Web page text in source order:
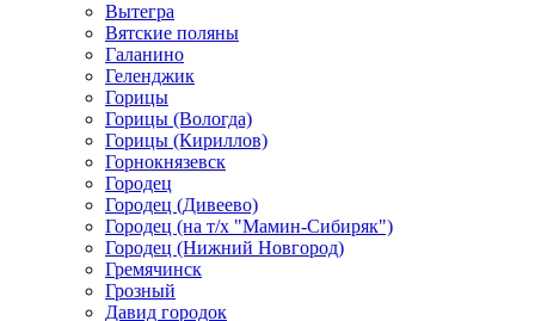
Вытегра
Вятские поляны
Галанино
Геленджик
Горицы
Горицы (Вологда)
Горицы (Кириллов)
Горнокнязевск
Городец
Городец (Дивеево)
Городец (на т/х "Мамин-Сибиряк")
Городец (Нижний Новгород)
Гремячинск
Грозный
Давид городок